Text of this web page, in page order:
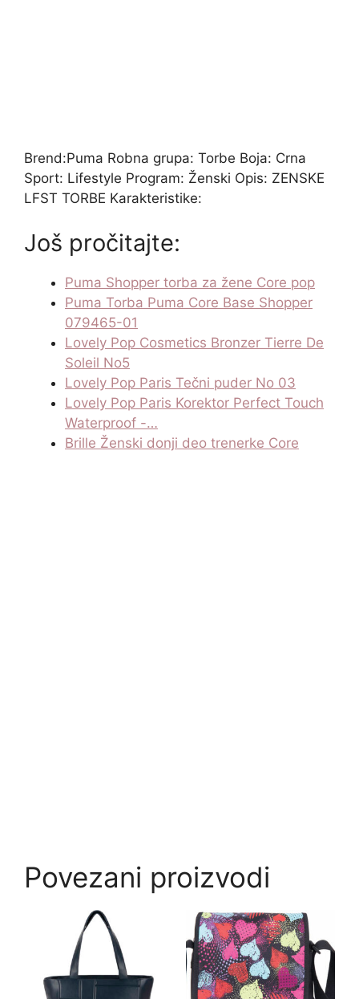
Brend:Puma Robna grupa: Torbe Boja: Crna
Sport: Lifestyle Program: Ženski Opis: ZENSKE
LFST TORBE Karakteristike:
Još pročitajte:
Puma Shopper torba za žene Core pop
Puma Torba Puma Core Base Shopper
079465-01
Lovely Pop Cosmetics Bronzer Tierre De
Soleil No5
Lovely Pop Paris Tečni puder No 03
Lovely Pop Paris Korektor Perfect Touch
Waterproof -…
Brille Ženski donji deo trenerke Core
Povezani proizvodi